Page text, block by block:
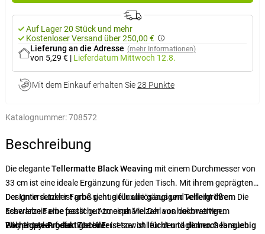
Auf Lager 20 Stück und mehr
Kostenloser Versand über 250,00 €
Lieferung an die Adresse (mehr Informationen)
von 5,29 € | Lieferdatum Mittwoch 12.8.
Mit dem Einkauf erhalten Sie28 Punkte
Katalognummer:708572
Beschreibung
Die eleganteTellermatte Black Weaving mit einem Durchmesser von
33 cm ist eine ideale Ergänzung für jeden Tisch. Mit ihrem geprägten
Design in dunkler Farbe sieht sie luxuriös aus und verleiht Ihrem
Esserlebnis eine festliche Atmosphäre. Der aus hochwertigem
Polypropylen gefertigte Untersetzer ist leicht und dennoch langlebig
Der Untersetzer ist groß genugfür alle gängigen Tellergrößen. Die
schwarze Farbe passt gut zu einer Vielzahl von dekorativen
Elementen auf dem Tisch. Er ist sowohl für den täglichen Gebrauch
Wichtigste Produktvorteile: